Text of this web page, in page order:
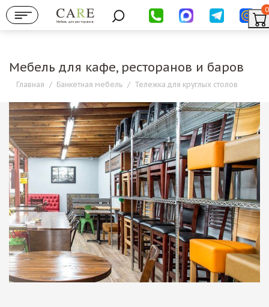
Мебель для ресторанов
0
Мебель для кафе, ресторанов и баров
Главная / Банкетная мебель / Тележка для круглых столов